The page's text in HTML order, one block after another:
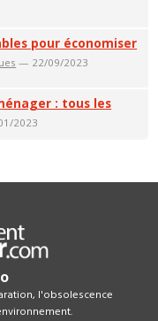
pour économiser
— 22/09/2023
: tous les
2023
l'obsolescence